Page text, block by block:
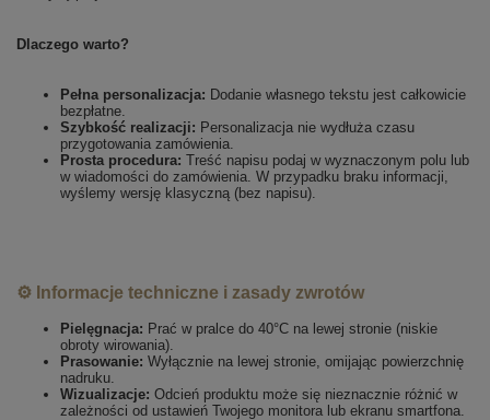
Dlaczego warto?
Pełna personalizacja: Dodanie własnego tekstu jest całkowicie
bezpłatne.
Szybkość realizacji: Personalizacja nie wydłuża czasu
przygotowania zamówienia.
Prosta procedura: Treść napisu podaj w wyznaczonym polu lub
w wiadomości do zamówienia. W przypadku braku informacji,
wyślemy wersję klasyczną (bez napisu).
⚙️ Informacje techniczne i zasady zwrotów
Pielęgnacja: Prać w pralce do 40°C na lewej stronie (niskie
obroty wirowania).
Prasowanie: Wyłącznie na lewej stronie, omijając powierzchnię
nadruku.
Wizualizacje: Odcień produktu może się nieznacznie różnić w
zależności od ustawień Twojego monitora lub ekranu smartfona.